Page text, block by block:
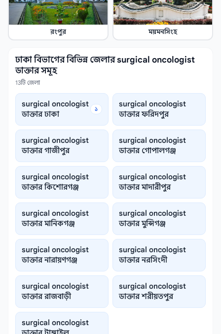
রংপুর ময়মনসিংহ
ঢাকা বিভাগের বিভিন্ন জেলার surgical oncologist
ডাক্তার সমূহ
13টি জেলা
surgical oncologist
ডাক্তার ঢাকা
১
surgical oncologist
ডাক্তার ফরিদপুর
surgical oncologist
ডাক্তার গাজীপুর
surgical oncologist
ডাক্তার গোপালগঞ্জ
surgical oncologist
ডাক্তার কিশোরগঞ্জ
surgical oncologist
ডাক্তার মাদারীপুর
surgical oncologist
ডাক্তার মানিকগঞ্জ
surgical oncologist
ডাক্তার মুন্সিগঞ্জ
surgical oncologist
ডাক্তার নারায়ণগঞ্জ
surgical oncologist
ডাক্তার নরসিংদী
surgical oncologist
ডাক্তার রাজবাড়ী
surgical oncologist
ডাক্তার শরীয়তপুর
surgical oncologist